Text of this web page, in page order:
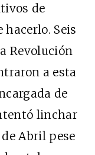
de
Seis
Revolución
a esta
de
linchar
Abril pese